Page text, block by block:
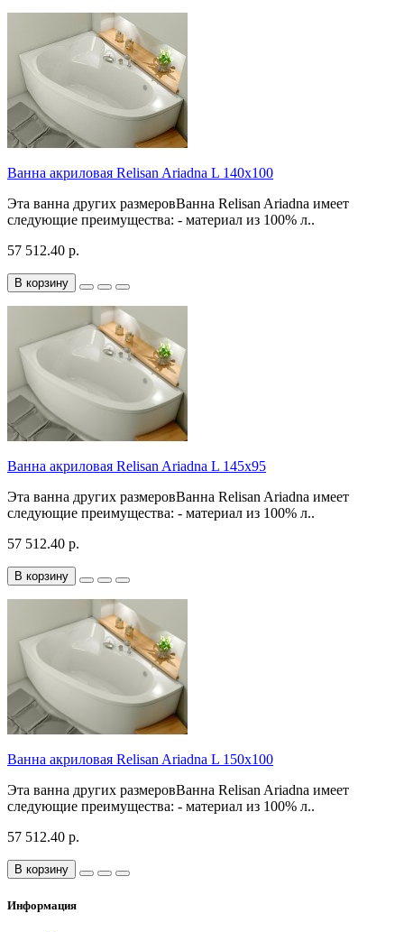
Ванна акриловая Relisan Ariadna L 140x100
Эта ванна других размеровВанна Relisan Ariadna имеет
следующие преимущества: - материал из 100% л..
57 512.40 р.
В корзину
Ванна акриловая Relisan Ariadna L 145x95
Эта ванна других размеровВанна Relisan Ariadna имеет
следующие преимущества: - материал из 100% л..
57 512.40 р.
В корзину
Ванна акриловая Relisan Ariadna L 150x100
Эта ванна других размеровВанна Relisan Ariadna имеет
следующие преимущества: - материал из 100% л..
57 512.40 р.
В корзину
Информация